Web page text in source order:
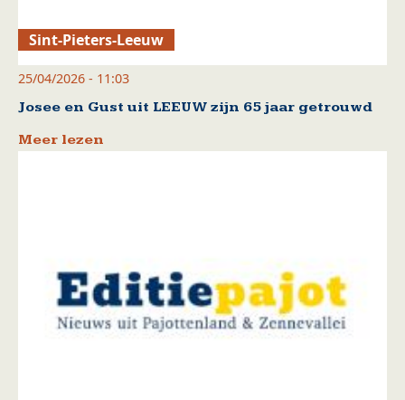
Sint-Pieters-Leeuw
25/04/2026 - 11:03
Josee en Gust uit LEEUW zijn 65 jaar getrouwd
Meer lezen